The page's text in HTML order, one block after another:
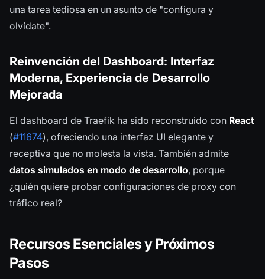
una tarea tediosa en un asunto de "configura y
olvídate".
Reinvención del Dashboard: Interfaz
Moderna, Experiencia de Desarrollo
Mejorada
El dashboard de Traefik ha sido reconstruido con React
(#11674), ofreciendo una interfaz UI elegante y
receptiva que no molesta la vista. También admite
datos simulados en modo de desarrollo, porque
¿quién quiere probar configuraciones de proxy con
tráfico real?
Recursos Esenciales y Próximos
Pasos